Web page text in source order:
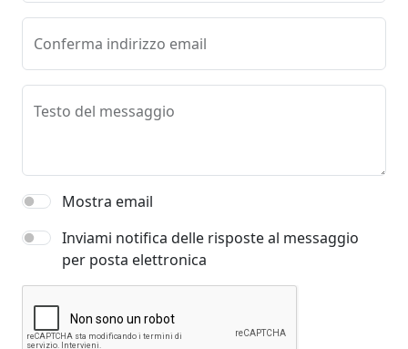
Conferma indirizzo email
Testo del messaggio
Mostra email
Inviami notifica delle risposte al messaggio
per posta elettronica